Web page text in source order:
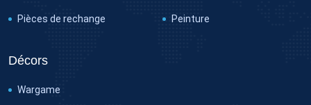
Pièces de rechange Peinture
Décors
Wargame